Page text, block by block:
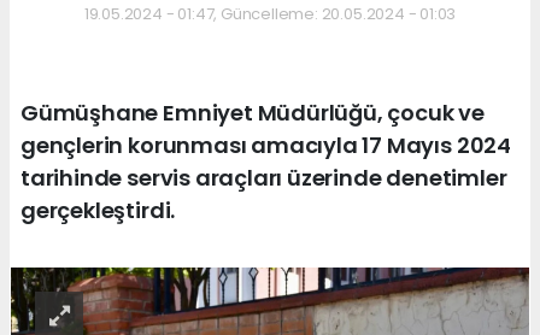
19.05.2024 - 01:47, Güncelleme: 20.05.2024 - 01:03
Gümüşhane Emniyet Müdürlüğü, çocuk ve
gençlerin korunması amacıyla 17 Mayıs 2024
tarihinde servis araçları üzerinde denetimler
gerçekleştirdi.